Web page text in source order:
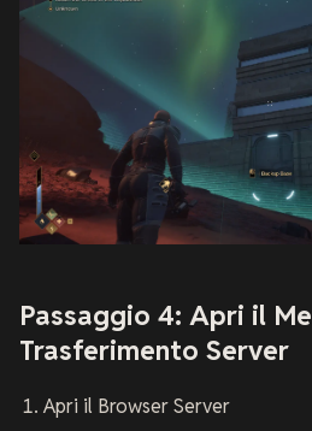
Passaggio 4: Apri il
Trasferimento Server
Apri il Browser Server